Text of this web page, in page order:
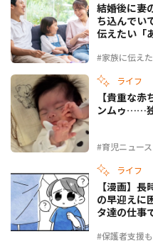
#家族に伝え
結婚後に妻
ち込んでい
伝えたい「
ライフ
#育児ニュース
【貴重な
ンムゥ……
ライフ
#保護者支援
【漫画】
の早迎えに
タ達の仕事